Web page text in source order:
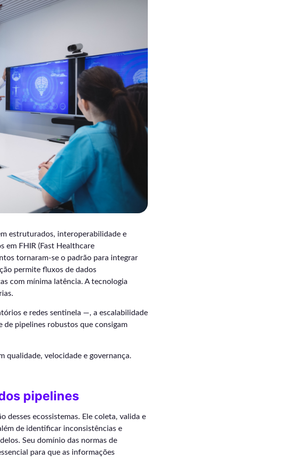
estruturados, interoperabilidade e
em FHIR (Fast Healthcare
tornaram-se o padrão para integrar
permite fluxos de dados
com mínima latência. A tecnologia
e redes sentinela —, a escalabilidade
pipelines robustos que consigam
qualidade, velocidade e governança.
pipelines
desses ecossistemas. Ele coleta, valida e
de identificar inconsistências e
Seu domínio das normas de
para que as informações